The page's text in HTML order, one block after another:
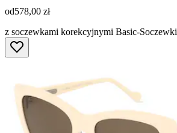
od578,00 zł
z soczewkami korekcyjnymi Basic-Soczewki